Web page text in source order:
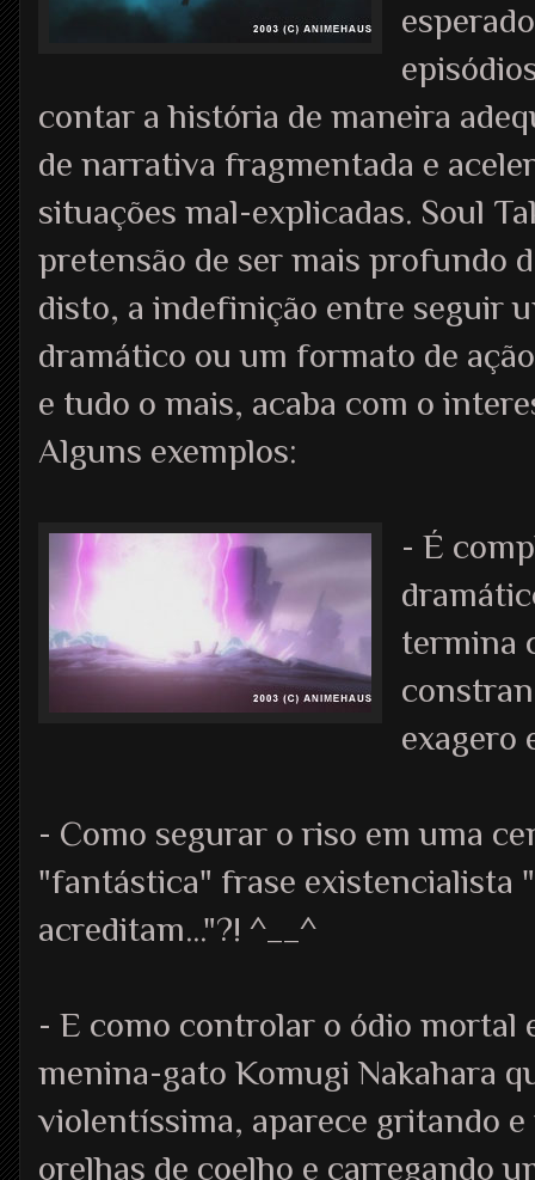
contar a história de maneira
de narrativa fragmentada e
situações mal-explicadas. Soul
pretensão de ser mais profundo
disto, a indefinição entre seguir
dramático ou um formato de
e tudo o mais, acaba com o
Alguns exemplos:
- É
termina
exagero
- Como segurar o riso em uma
"fantástica" frase existencialista
acreditam..."?! ^__^
- E como controlar o ódio mortal
menina-gato Komugi Nakahara
violentíssima, aparece gritando
orelhas de coelho e carregando